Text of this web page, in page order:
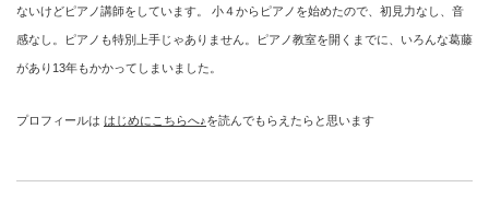
ないけどピアノ講師をしています。 小４からピアノを始めたので、初見力なし、音
感なし。ピアノも特別上手じゃありません。ピアノ教室を開くまでに、いろんな葛藤
があり13年もかかってしまいました。
プロフィールは はじめにこちらへ♪を読んでもらえたらと思います